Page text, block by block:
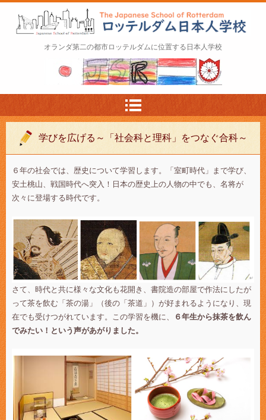
ロッテルダム日本人学校 The Japanese Schoo
l of Rotterdam
オランダ第二の都市ロッテルダムに位置する日本人学校
学びを広げる～「社会科と理科」をつなぐ合科～
６年の社会では、歴史について学習します。「室町時代」まで学び、
安土桃山、戦国時代へ突入！日本の歴史上の人物の中でも、名将が
次々に登場する時代です。
さて、時代と共に様々な文化も花開き、書院造の部屋で作法にしたが
って茶を飲む「茶の湯」（後の「茶道」）が好まれるようになり、現
在でも受けつがれています。この学習を機に、
６年生から抹茶を飲ん
でみたい！という声があがりました。